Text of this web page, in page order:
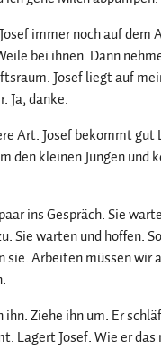
immer noch auf dem
bei ihnen. Dann
Josef liegt auf
Ja, danke.
Art. Josef bekommt
den kleinen Jungen und
ins Gespräch. Sie
Sie warten und hoffen.
sie. Arbeiten müssen
Ziehe ihn um. Er
Lagert Josef. Wie er